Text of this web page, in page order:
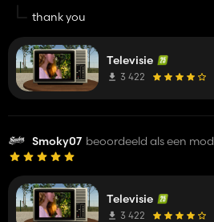
thank you
Televisie
3 422
Smoky07 beoordeeld als een mod
Televisie
3 422